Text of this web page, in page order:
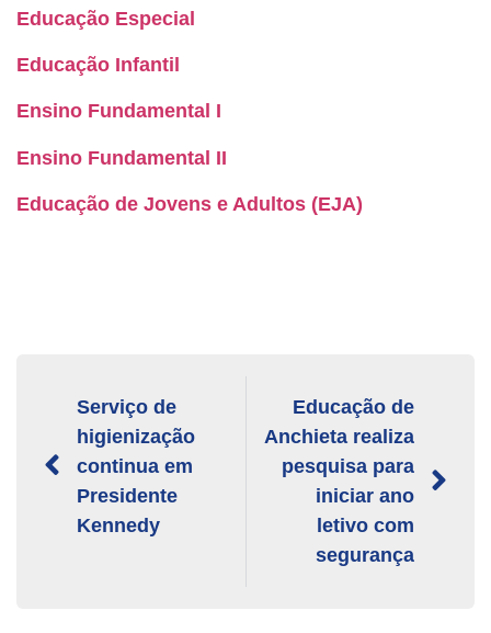
Educação Especial
Educação Infantil
Ensino Fundamental I
Ensino Fundamental II
Educação de Jovens e Adultos (EJA)
Serviço de
higienização
continua em
Presidente
Kennedy
Educação de
Anchieta realiza
pesquisa para
iniciar ano
letivo com
segurança